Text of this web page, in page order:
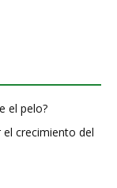
el pelo?
crecimiento del